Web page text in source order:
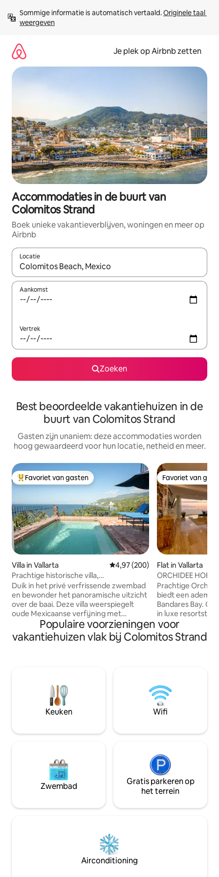
direct
naar
Sommige informatie is automatisch vertaald. Originele taal
weergeven
Je plek op Airbnb zetten
Accommodaties in de buurt van
Colomitos Strand
Boek unieke vakantieverblijven, woningen en meer op
Airbnb
Locatie
Wanneer er resultaten beschikbaar zijn, maak je een keuze
Aankomst
Vertrek
Zoeken
Best beoordeelde vakantiehuizen in de
buurt van Colomitos Strand
Gasten zijn unaniem: deze accommodaties worden
hoog gewaardeerd voor hun locatie, netheid en meer.
Topfavoriet van gasten
Favoriet van gasten
Villa in Vallarta Gemiddelde beoordeling van
4,97 (200)
Prachtige historische villa,
privézwembad en 280° uitzicht
Duik in het privé verfrissende zwembad
en bewonder het panoramische uitzicht
over de baai. Deze villa weerspiegelt
oude Mexicaanse verfijning met
zichtbare houten balken,
handgeschilderde tegels en koloniaal
antiek naast moderne voorzieningen.
collectie van villa 's wordt algemeen
erkend als een van de beste villa' s die te
bieden heeft vanwege de
ongeëvenaarde locatie en de prachtige
enclave van villa 's. Dit is authentiek kust
en thuis weg van huis, en we zijn er trots
op om het met onze gasten te delen! De
villa is van jou! Van voor naar achter en
van boven naar beneden! Ik ben altijd
een vastgoedbeheerder in binnenkort,
regelmatige onderhoudsdiensten. Als
gevolg daarvan kan elk probleem dat
zich voordoet meestal vrij snel worden
afgehandeld door onze lokale
Favoriet van
Favoriet van
Flat in Vallarta
ORCHIDEE
STRAND
Prachtige Orchid
biedt een
Bandares Bay.
in luxe resortstijl
zwembaden,
restaurant op het
schoonmaak en
het strand van
Gepersonaliseerde conciërge ,
op de
activiteiten, in
Populaire voorzieningen voor
vakantiehuizen vlak bij Colomitos Strand
Keuken Wifi
Zwembad
Gratis parkeren op
het terrein
Airconditioning